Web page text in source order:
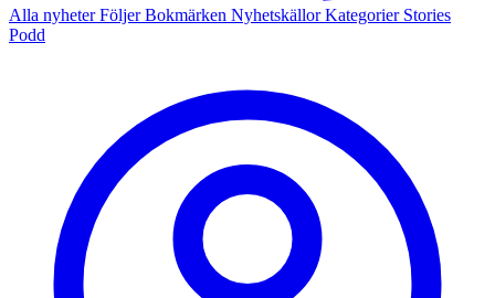
Alla nyheterFöljerBokmärken NyhetskällorKategorier Stories
Podd